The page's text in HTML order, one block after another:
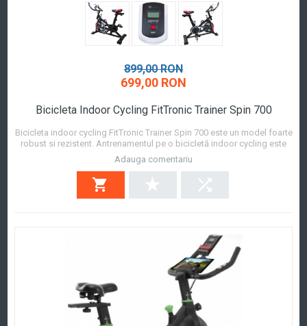
899,00 RON
699,00 RON
Bicicleta Indoor Cycling FitTronic Trainer Spin 700
Bicicleta indoor cycling FitTronic Trainer Spin 700 este un model foarte
robust si rezistent. Antrenamentul pe o bicicletă indoor cycling este
asemanator antenamentului realizat pe o bicicleta de exterior si vă
permite să ardeți grăsimi inutile și să îmbunătățiți sistemul
cardiovascular. Biciclet...
Afla mai mult
Adauga comentariu